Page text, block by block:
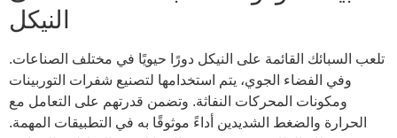
النيكل
تلعب السبائك القائمة على النيكل دورًا حيويًا في مختلف الصناعات.
وفي الفضاء الجوي، يتم استخدامها لتصنيع شفرات التوربينات
ومكونات المحركات النفاثة. وتضمن قدرتهم على التعامل مع
الحرارة والضغط الشديدين أداءً موثوقًا به في التطبيقات المهمة.